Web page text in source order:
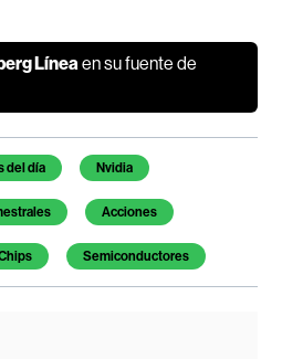
Línea en su fuente de
del día Nvidia
Acciones
Semiconductores